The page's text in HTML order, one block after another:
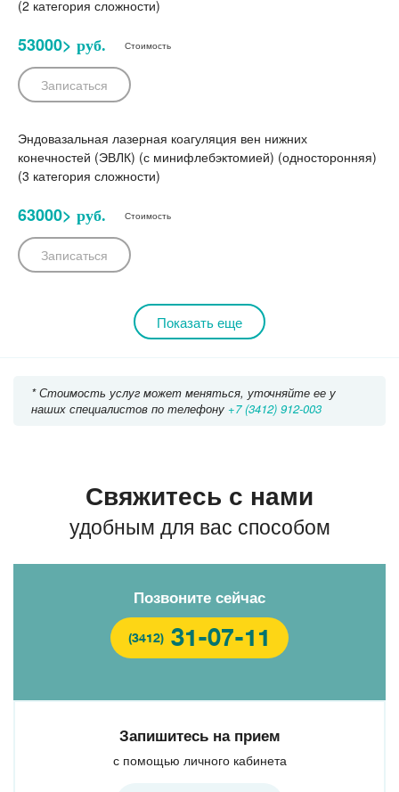
(2 категория сложности)
53000> руб. Стоимость
Записаться
Эндовазальная лазерная коагуляция вен нижних
конечностей (ЭВЛК) (с минифлебэктомией) (односторонняя)
(3 категория сложности)
63000> руб. Стоимость
Записаться
Показать еще
* Стоимость услуг может меняться, уточняйте ее у
наших специалистов по телефону +7 (3412) 912-003
Свяжитесь с нами
удобным для вас способом
Позвоните сейчас
(3412) 31-07-11
Запишитесь на прием
с помощью личного кабинета